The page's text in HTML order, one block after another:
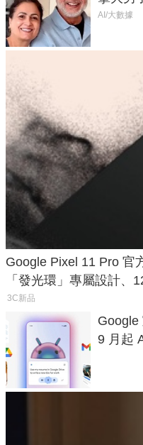
50年家人
AI/大數據
Google Pixel 11 Pro 官
「發光環」專屬設計、
3C新品
Google
9 月起